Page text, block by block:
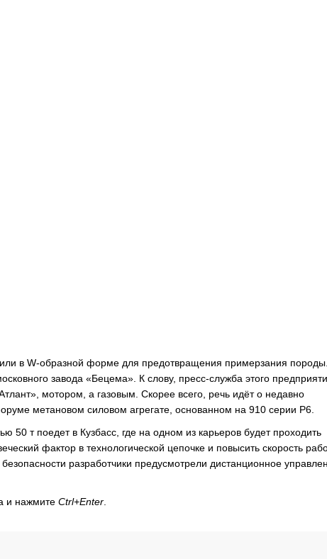
в W-образной форме для предотвращения примерзания породы.
завода «Бецема». К слову, пресс-служба этого
мотором, а газовым. Скорее всего, речь идёт о недавно
метановом силовом агрегате, основанном на 910 серии Р6.
т поедет в Кузбасс, где на одном из карьеров будет проходить
фактор в технологической цепочке и повысить скорость
разработчики предусмотрели дистанционное
и нажмите Ctrl+Enter